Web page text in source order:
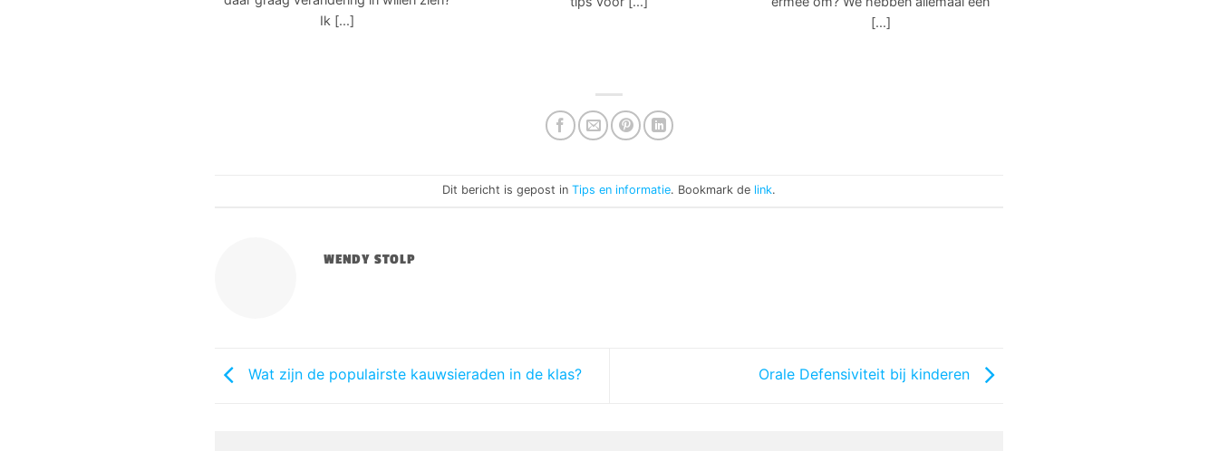
Ik [...]
[...]
Dit bericht is gepost in Tips en informatie. Bookmark de link.
WENDY STOLP
Wat zijn de populairste kauwsieraden in de klas? Orale Defensiviteit bij kinderen